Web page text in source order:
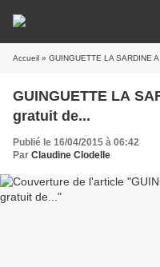
Accueil » GUINGUETTE LA SARDINE
GUINGUETTE LA
gratuit de...
Publié le 16/04/2015 à 06:42
Par Claudine Clodelle